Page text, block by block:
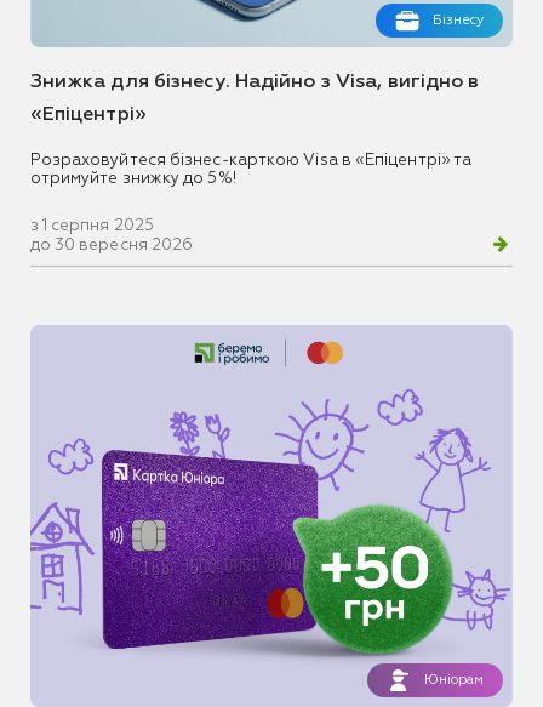
Бізнесу
Знижка для бізнесу. Надійно з Visa, вигідно в
«Епіцентрі»
Розраховуйтеся бізнес-карткою Visa в «Епіцентрі» та
отримуйте знижку до 5%!
з 1 серпня 2025
до 30 вересня 2026
Юніорам